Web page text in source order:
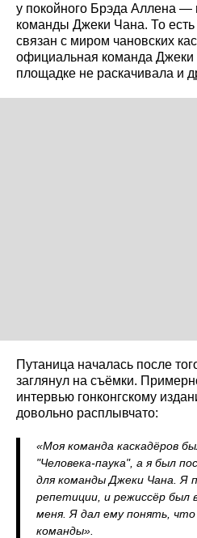
у покойного Брэда Аллена —
команды Джеки Чана. То
связан с миром чановских
официальная команда
площадке не раскачивала и
Путаница началась после
заглянул на съёмки.
интервью гонконгскому
довольно расплывчато:
«Моя команда каскадёров
"Человека-паука", а я был
для команды Джеки Чана. Я
репетиции, и режиссёр был
меня. Я дал ему понять,
команды».